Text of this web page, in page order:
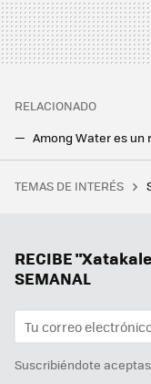
RELACIONADO
TEMAS DE INTERÉS
RECIBE
SEMANAL
Suscribiéndote